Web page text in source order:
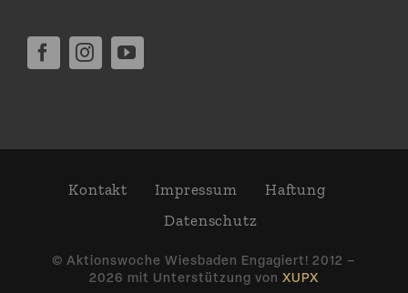
Kontakt Impressum
Haftung
Daten­schutz
© Aktions­woche Wiesbaden Engagiert! 2012 –
2026 mit Unter­stützung von XUPX